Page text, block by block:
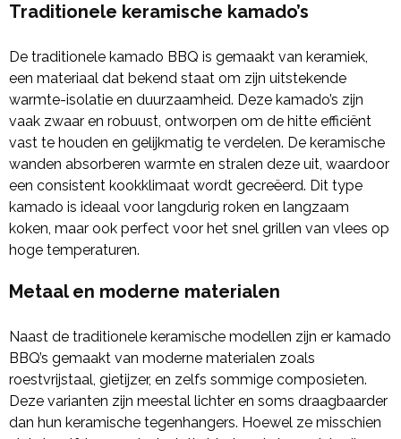
Traditionele keramische kamado’s
De traditionele kamado BBQ is gemaakt van keramiek,
een materiaal dat bekend staat om zijn uitstekende
warmte-isolatie en duurzaamheid. Deze kamado’s zijn
vaak zwaar en robuust, ontworpen om de hitte efficiënt
vast te houden en gelijkmatig te verdelen. De keramische
wanden absorberen warmte en stralen deze uit, waardoor
een consistent kookklimaat wordt gecreëerd. Dit type
kamado is ideaal voor langdurig roken en langzaam
koken, maar ook perfect voor het snel grillen van vlees op
hoge temperaturen.
Metaal en moderne materialen
Naast de traditionele keramische modellen zijn er kamado
BBQ’s gemaakt van moderne materialen zoals
roestvrijstaal, gietijzer, en zelfs sommige composieten.
Deze varianten zijn meestal lichter en soms draagbaarder
dan hun keramische tegenhangers. Hoewel ze misschien